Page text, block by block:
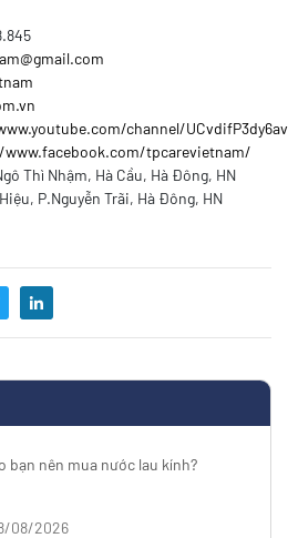
channel/
tpcarevietnam/
Thì Nhậm, Hà Cầu, Hà Đông, HN
P.Nguyễn Trãi, Hà Đông, HN
bạn nên mua nước lau kính?
08/2026